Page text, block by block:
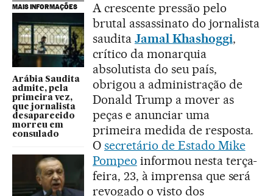
MAIS INFORMAÇÕES
Arábia Saudita
admite, pela
primeira vez,
que jornalista
desaparecido
morreu em
consulado
A crescente pressão pelo
brutal assassinato do jornalista
saudita Jamal Khashoggi,
crítico da monarquia
absolutista do seu país,
obrigou a administração de
Donald Trump a mover as
peças e anunciar uma
primeira medida de resposta.
O secretário de Estado Mike
Pompeo informou nesta terça-
feira, 23, à imprensa que será
revogado o visto dos